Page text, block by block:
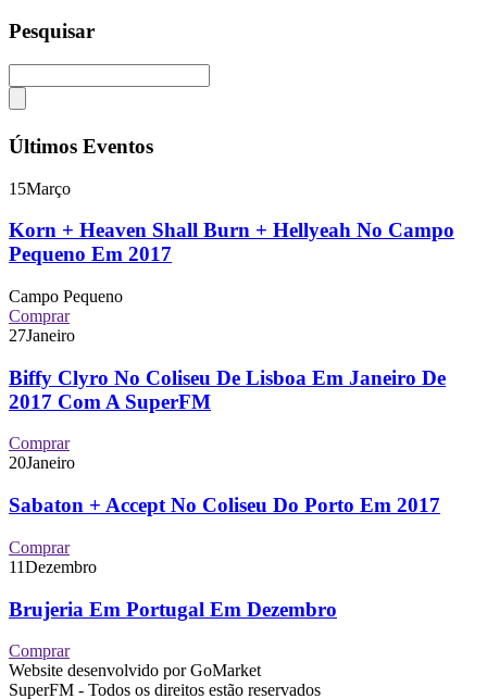
Pesquisar
Últimos Eventos
15Março
Korn + Heaven Shall Burn + Hellyeah No Campo
Pequeno Em 2017
Campo Pequeno
Comprar
27Janeiro
Biffy Clyro No Coliseu De Lisboa Em Janeiro De
2017 Com A SuperFM
Comprar
20Janeiro
Sabaton + Accept No Coliseu Do Porto Em 2017
Comprar
11Dezembro
Brujeria Em Portugal Em Dezembro
Comprar
Website desenvolvido por GoMarket
SuperFM - Todos os direitos estão reservados